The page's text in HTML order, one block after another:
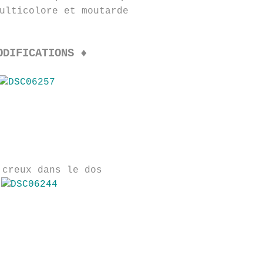
et moutarde
♦
dans le dos